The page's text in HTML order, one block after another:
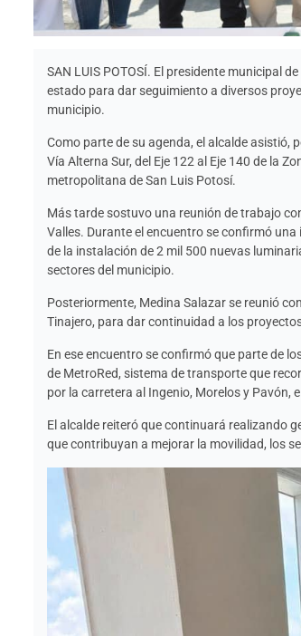
SAN LUIS POTOSÍ. El presidente municipal
estado para dar seguimiento a diversos
municipio.
Como parte de su agenda, el alcalde asistió,
Vía Alterna Sur, del Eje 122 al Eje 140 de la
metropolitana de San Luis Potosí.
Más tarde sostuvo una reunión de trabajo
Valles. Durante el encuentro se confirmó
de la instalación de 2 mil 500 nuevas
sectores del municipio.
Posteriormente, Medina Salazar se reunió
Tinajero, para dar continuidad a los
En ese encuentro se confirmó que parte de
de MetroRed, sistema de transporte que
por la carretera al Ingenio, Morelos y Pavón,
El alcalde reiteró que continuará realizando
que contribuyan a mejorar la movilidad, los